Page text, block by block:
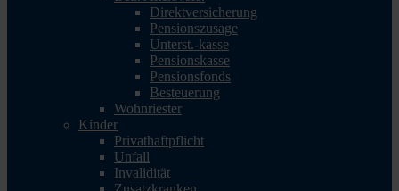
Direktversicherung
Pensionszusage
Unterst.-kasse
Pensionskasse
Pensionsfonds
Besteuerung
Wohnriester
Kinder
Privathaftpflicht
Unfall
Invalidität